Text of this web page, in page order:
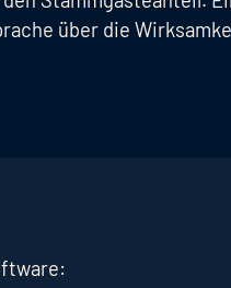
über die